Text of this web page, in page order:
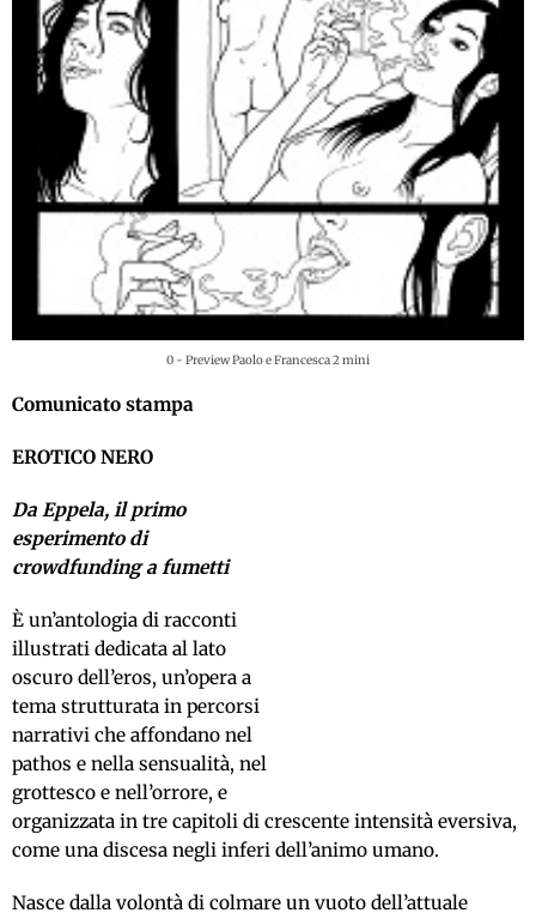
0 - Preview Paolo e Francesca 2 mini
Comunicato stampa
EROTICO NERO
Da Eppela, il primo
esperimento di
crowdfunding a fumetti
È un’antologia di racconti
illustrati dedicata al lato
oscuro dell’eros, un’opera a
tema strutturata in percorsi
narrativi che affondano nel
pathos e nella sensualità, nel
grottesco e nell’orrore, e
organizzata in tre capitoli di crescente intensità eversiva,
come una discesa negli inferi dell’animo umano.
Nasce dalla volontà di colmare un vuoto dell’attuale